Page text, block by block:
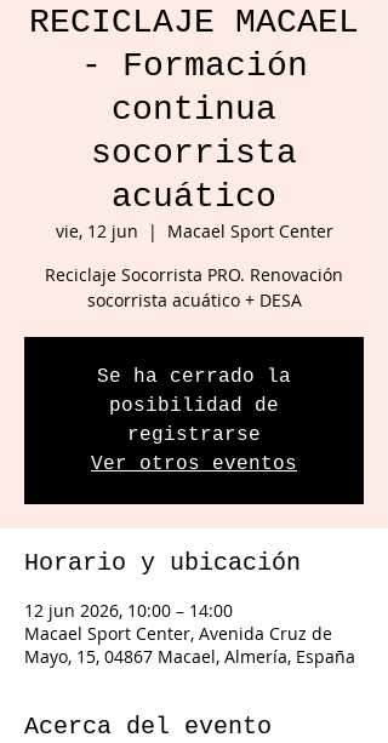
RECICLAJE MACAEL
- Formación
continua
socorrista
acuático
vie, 12 jun
  |
Macael Sport Center
Reciclaje Socorrista PRO. Renovación
socorrista acuático + DESA
Se ha cerrado la
posibilidad de
registrarse
Ver otros eventos
Horario y ubicación
12 jun 2026, 10:00 – 14:00
Macael Sport Center, Avenida Cruz de
Mayo, 15, 04867 Macael, Almería, España
Acerca del evento